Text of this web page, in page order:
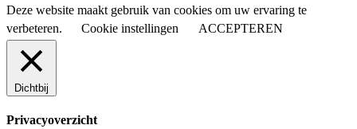
Deze website maakt gebruik van cookies om uw ervaring te
verbeteren.
Cookie instellingen ACCEPTEREN
Dichtbij
Privacyoverzicht